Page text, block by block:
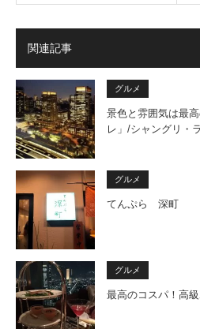
関連記事
グルメ
景色と雰囲気は最
レ」/シャングリ・
グルメ
てんぷら 深町
グルメ
最高のコスパ！高